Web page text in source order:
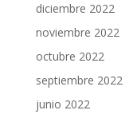
diciembre 2022
noviembre 2022
octubre 2022
septiembre 2022
junio 2022